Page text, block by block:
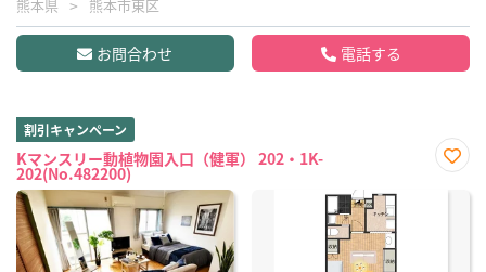
熊本県 熊本市東区
お問合わせ 電話する
割引キャンペーン
Kマンスリー動植物園入口（健軍） 202・1K-
202(No.482200)
に入